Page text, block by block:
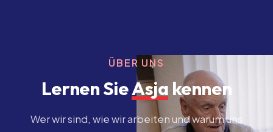
ÜBER UNS
Lernen SieAsja kennen
Wer wir sind, wie wir arbeiten und warum uns